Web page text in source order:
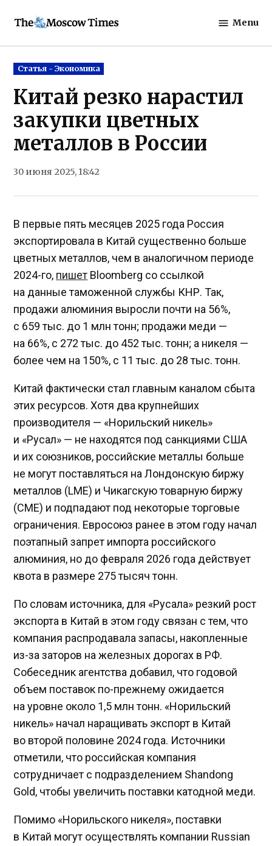
Moscow
Menu
Posted
in
Статья - Экономика
Китай резко нарастил
закупки цветных
металлов в России
30 июня 2025, 18:42
В первые пять месяцев 2025 года Россия
экспортировала в Китай существенно больше
цветных металлов, чем в аналогичном периоде
2024-го, пишет Bloomberg со ссылкой
на данные таможенной службы КНР. Так,
продажи алюминия выросли почти на 56%,
с 659 тыс. до 1 млн тонн; продажи меди —
на 66%, с 272 тыс. до 452 тыс. тонн; а никеля —
более чем на 150%, с 11 тыс. до 28 тыс. тонн.
Китай фактически стал главным каналом сбыта
этих ресурсов. Хотя два крупнейших
производителя — «Норильский никель»
и «Русал» — не находятся под санкциями США
и их союзников, российские металлы больше
не могут поставляться на Лондонскую биржу
металлов (LME) и Чикагскую товарную биржу
(CME) и подпадают под некоторые торговые
ограничения. Евросоюз ранее в этом году начал
поэтапный запрет импорта российского
алюминия, но до февраля 2026 года действует
квота в размере 275 тысяч тонн.
По словам источника, для «Русала» резкий рост
экспорта в Китай в этом году связан с тем, что
компания распродавала запасы, накопленные
из-за заторов на железных дорогах в РФ.
Собеседник агентства добавил, что годовой
объем поставок по-прежнему ожидается
на уровне около 1,5 млн тонн. «Норильский
никель» начал наращивать экспорт в Китай
во второй половине 2024 года. Источники
отметили, что российская компания
сотрудничает с подразделением Shandong
Gold, чтобы увеличить поставки катодной меди.
Помимо «Норильского никеля», поставки
в Китай могут осуществлять компании Russian